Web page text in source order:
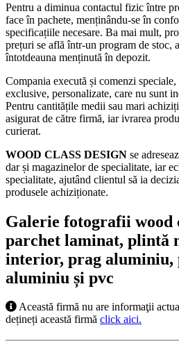
Pentru a diminua contactul fizic între
face în pachete, menținându-se în
specificațiile necesare. Ba mai mult,
prețuri se află într-un program de stoc,
întotdeauna menținută în depozit.
Compania execută și comenzi
exclusive, personalizate, care nu sunt
Pentru cantitățile medii sau mari
asigurat de către firmă, iar ivrarea
curierat.
WOOD CLASS DESIGN se
dar și magazinelor de specialitate, iar
specialitate, ajutând clientul să ia
produsele achiziționate.
Galerie fotografii wood
parchet laminat, plintă
interior, prag aluminiu,
aluminiu și pvc
Această firmă nu are informaţii
dețineți această firmă click aici.